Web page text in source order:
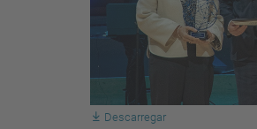
Descarregar